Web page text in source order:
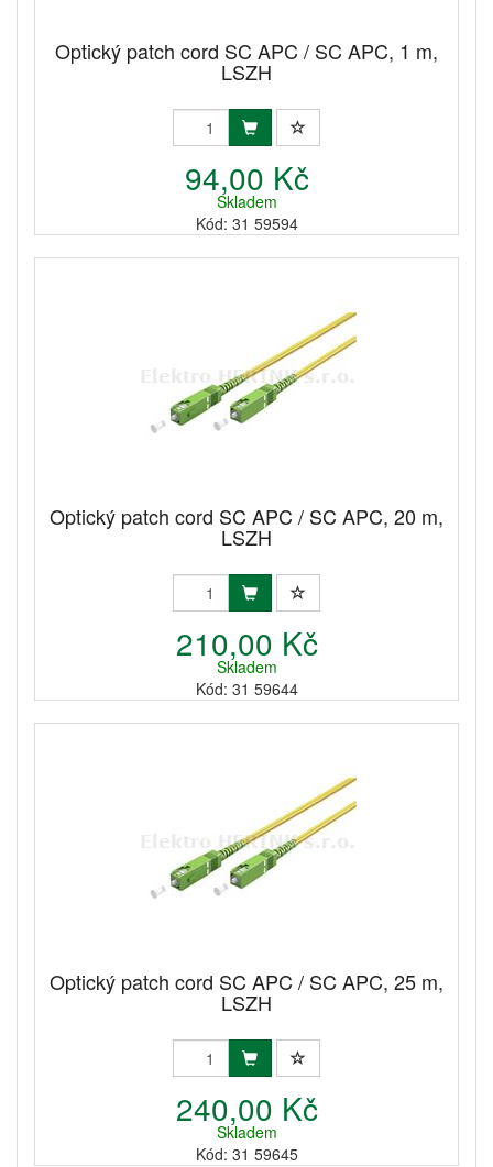
Optický patch cord SC APC / SC APC, 1 m,
LSZH
94,00 Kč
Skladem
Kód: 31 59594
Optický patch cord SC APC / SC APC, 20 m,
LSZH
210,00 Kč
Skladem
Kód: 31 59644
Optický patch cord SC APC / SC APC, 25 m,
LSZH
240,00 Kč
Skladem
Kód: 31 59645